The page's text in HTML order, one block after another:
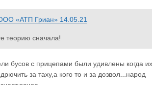
«АТП Гриан» 14.05.21
теорию сначала!
бусов с прицепами были удивлены когда их
за таху,а кого то и за дозвол...народ